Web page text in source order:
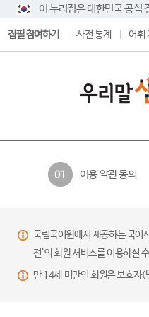
이 누리집은 대한민국 공식
집필 참여하기 사전 통계 어휘
01 이용 약관 동의
국립국어원에서 제공하는 국어
전’의 회원 서비스를 이용하실
만 14세 미만인 회원은 보호자